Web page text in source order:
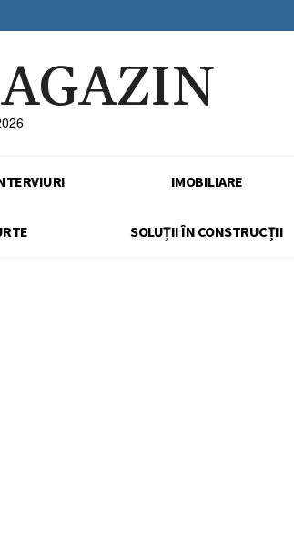
IMOBILIARE
SOLUȚII ÎN CONSTRUCȚII